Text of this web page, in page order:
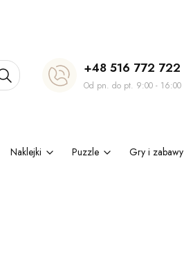
Szukaj
+48 516 772 722
Od pn. do pt. 9:00 - 16:00
Naklejki Puzzle Gry i zabawy